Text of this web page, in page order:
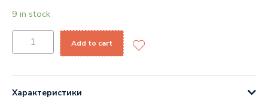
9 in stock
Add to cart
Характеристики